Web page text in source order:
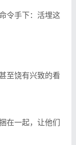
令手下：活埋这
至饶有兴致的看
在一起，让他们